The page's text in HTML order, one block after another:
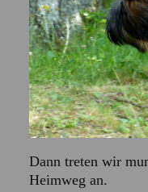
Dann treten wir
Heimweg an.